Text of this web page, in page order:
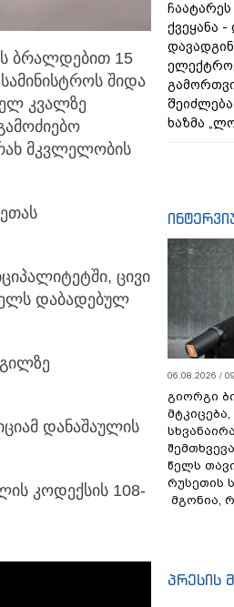
ბრალდებით 15
სამინისტროს შიდა
კვალზე
მკვლელობის
ცივი
დაბადებულ
დანაშაულის
კოდექსის 108-
ქვეყანა
ხაზმა
06.08.2026 /
გიორგი
წელს
რუსეთის
მგონია,
პრესის